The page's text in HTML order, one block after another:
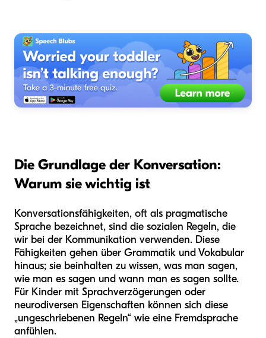
Die Grundlage der Konversation:
Warum sie wichtig ist
Konversationsfähigkeiten, oft als pragmatische
Sprache bezeichnet, sind die sozialen Regeln, die
wir bei der Kommunikation verwenden. Diese
Fähigkeiten gehen über Grammatik und Vokabular
hinaus; sie beinhalten zu wissen, was man sagen,
wie man es sagen und wann man es sagen sollte.
Für Kinder mit Sprachverzögerungen oder
neurodiversen Eigenschaften können sich diese
„ungeschriebenen Regeln“ wie eine Fremdsprache
anfühlen.